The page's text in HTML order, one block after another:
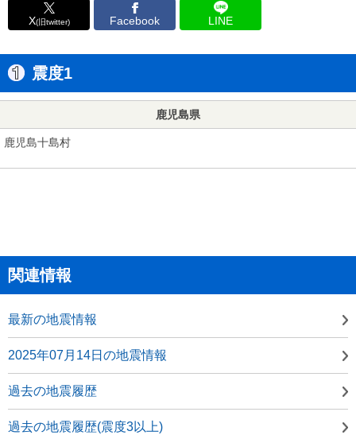
X(旧twitter) Facebook LINE
震度1
鹿児島県
鹿児島十島村
関連情報
最新の地震情報
2025年07月14日の地震情報
過去の地震履歴
過去の地震履歴(震度3以上)